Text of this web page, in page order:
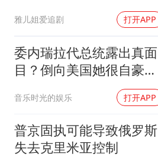
雅儿姐爱追剧 打开APP
委内瑞拉代总统露出真面
目？倒向美国她很自豪
【独家】7月30号，委代
总统罗德里格斯竟突然开
炮怒点马杜罗，扬言马杜
罗的外交政策简直
音乐时光的娱乐 打开APP
普京固执可能导致俄罗斯
失去克里米亚控制